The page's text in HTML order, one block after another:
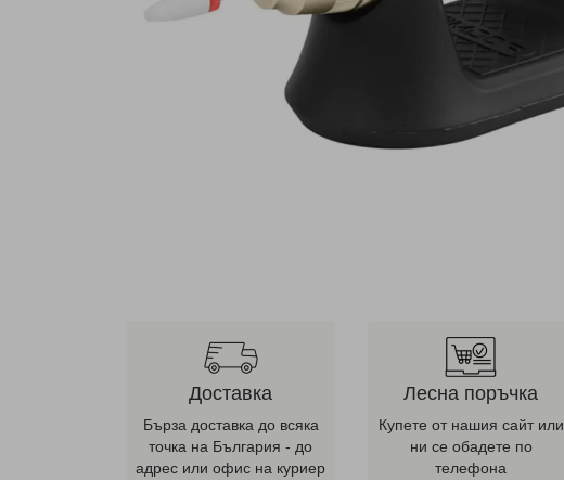
Доставка
Бърза доставка до всяка
точка на България - до
адрес или офис на куриер
Лесна поръчка
Купете от нашия сайт или
ни се обадете по
телефона